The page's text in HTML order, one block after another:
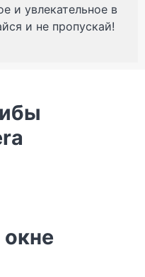
и увлекательное в
и не пропускай!